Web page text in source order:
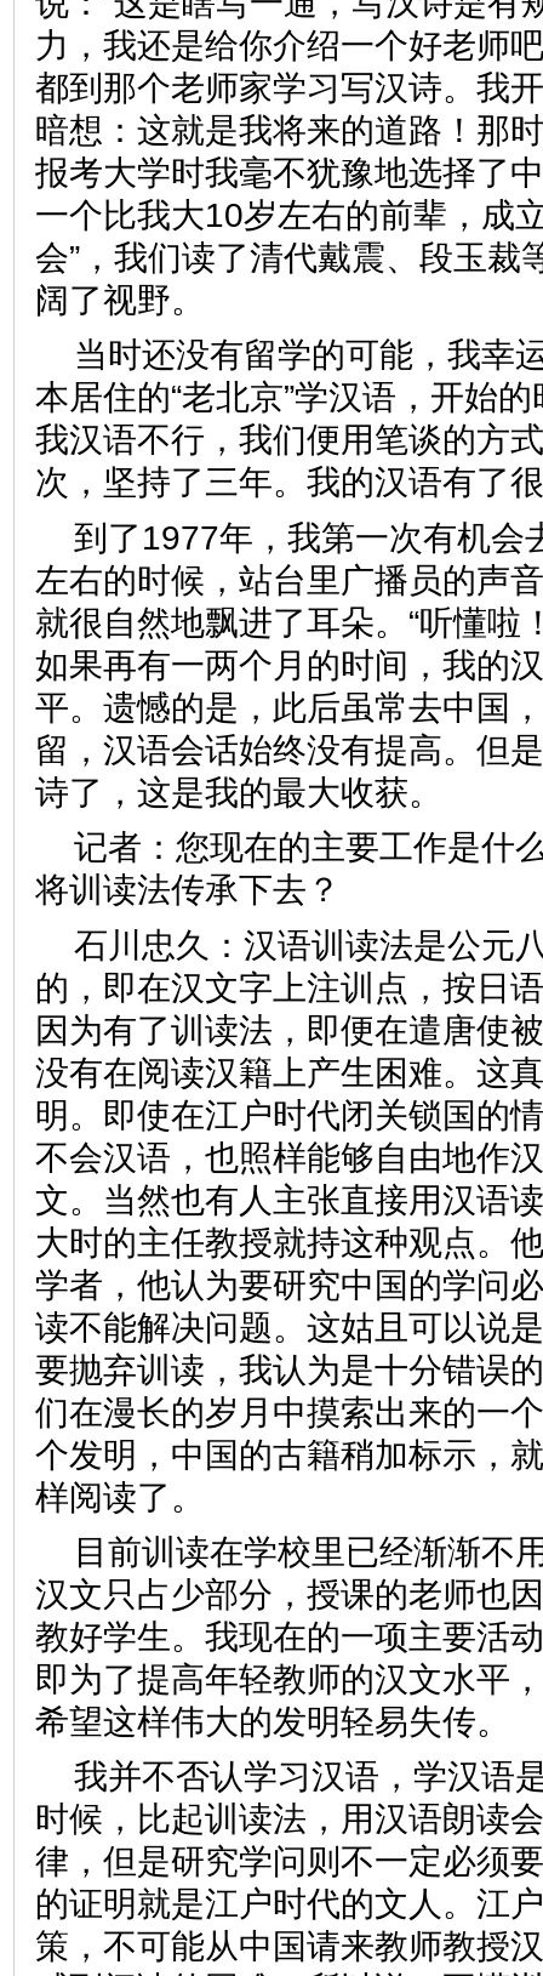
力，我还是给你介绍一个好老师
都到那个老师家学习写汉诗。我
暗想：这就是我将来的道路！那
报考大学时我毫不犹豫地选择了
一个比我大10岁左右的前辈，成
会”，我们读了清代戴震、段玉裁
阔了视野。
当时还没有留学的可能，我幸
本居住的“老北京”学汉语，开始
我汉语不行，我们便用笔谈的方
次，坚持了三年。我的汉语有
到了1977年，我第一次有机会
左右的时候，站台里广播员的声
就很自然地飘进了耳朵。“听懂啦
如果再有一两个月的时间，我的
平。遗憾的是，此后虽常去中国
留，汉语会话始终没有提高。但
诗了，这是我的最大收获。
记者： 您现在的主要工作是什
将训读法传承下去？
石川忠久： 汉语训读法是公元
的，即在汉文字上注训点，按日
因为有了训读法，即便在遣唐使
没有在阅读汉籍上产生困难。这
明。即使在江户时代闭关锁国的
不会汉语，也照样能够自由地作
文。当然也有人主张直接用汉语
大时的主任教授就持这种观点。
学者，他认为要研究中国的学问
读不能解决问题。这姑且可以说
要抛弃训读，我认为是十分错误
们在漫长的岁月中摸索出来的一
个发明，中国的古籍稍加标示，
样阅读了。
目前训读在学校里已经渐渐不
汉文只占少部分，授课的老师也
教好学生。我现在的一项主要活
即为了提高年轻教师的汉文水平
希望这样伟大的发明轻易失
我并不否认学习汉语，学汉语
时候，比起训读法，用汉语朗读
律，但是研究学问则不一定必须
的证明就是江户时代的文人。江
策，不可能从中国请来教师教授